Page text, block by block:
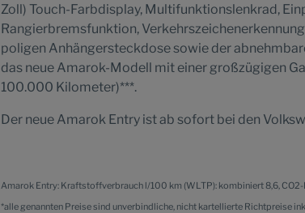
Zoll) Touch-Farbdisplay, Multifunktionslenkrad,
Rangierbremsfunktion,
poligen Anhängersteckdose sowie der
das neue Amarok-Modell mit einer großzügigen
100.000 Kilometer)***.
Der neue Amarok Entry ist ab sofort bei den
Amarok Entry: Kraftstoffverbrauch l/100 km (WLTP): kombiniert 8,6,
*alle genannten Preise sind unverbindliche, nicht kartellierte Richtpreise